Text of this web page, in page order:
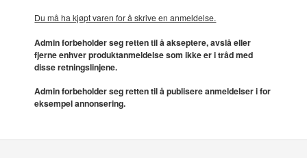
Du må ha kjøpt varen for å skrive en anmeldelse.
Admin forbeholder seg retten til å akseptere, avslå eller
fjerne enhver produktanmeldelse som ikke er i tråd med
disse retningslinjene.
Admin forbeholder seg retten til å publisere anmeldelser i for
eksempel annonsering.